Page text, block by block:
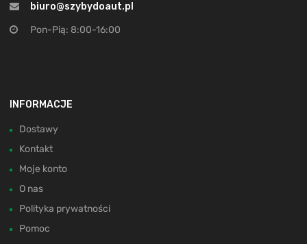
biuro@szybydoaut.pl
Pon-Pią: 8:00-16:00
INFORMACJE
Dostawy
Kontakt
Moje konto
O nas
Polityka prywatności
Pomoc